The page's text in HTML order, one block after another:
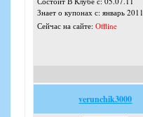
Знает о купонах с: январь 2011
Сейчас на сайте: Offline
verunchik3000